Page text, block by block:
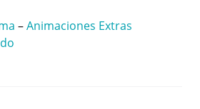
–Animaciones Extras